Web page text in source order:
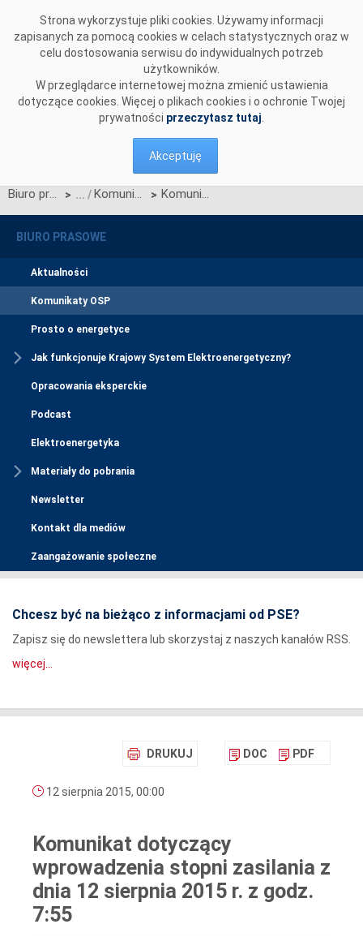
Strona wykorzystuje pliki cookies. Używamy informacji
zapisanych za pomocą cookies w celach statystycznych oraz w
celu dostosowania serwisu do indywidualnych potrzeb
użytkowników.
W przeglądarce internetowej można zmienić ustawienia
dotyczące cookies. Więcej o plikach cookies i o ochronie Twojej
prywatności przeczytasz tutaj
Akceptuję
Biuro prasowe > Komunikaty OSP > Komunikat dotyczący wprowadzenia stopni zasilania z dnia 12 sierpnia 2015 r. z godz. 7:55
BIURO PRASOWE
Aktualności
Komunikaty OSP
Prosto o energetyce
Jak funkcjonuje Krajowy System Elektroenergetyczny?
Opracowania eksperckie
Podcast
Elektroenergetyka
Materiały do pobrania
Newsletter
Kontakt dla mediów
Zaangażowanie społeczne
Chcesz być na bieżąco z informacjami od PSE?
Zapisz się do newslettera lub skorzystaj z naszych kanałów RSS.
więcej...
DRUKUJ DOC PDF
12 sierpnia 2015, 00:00
Komunikat dotyczący
wprowadzenia stopni zasilania z
dnia 12 sierpnia 2015 r. z godz.
7:55